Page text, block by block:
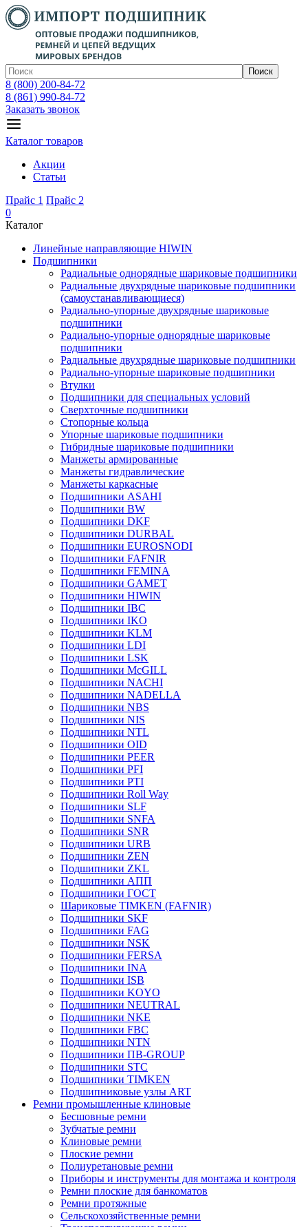
Поиск
8 (800) 200-84-72
8 (861) 990-84-72
Заказать звонок
Каталог товаров
Акции
Статьи
Прайс 1 Прайс 2
0
Каталог
Линейные направляющие HIWIN
Подшипники
Радиальные однорядные шариковые подшипники
Радиальные двухрядные шариковые подшипники
(самоустанавливающиеся)
Радиально-упорные двухрядные шариковые
подшипники
Радиально-упорные однорядные шариковые
подшипники
Радиальные двухрядные шариковые подшипники
Радиально-упорные шариковые подшипники
Втулки
Подшипники для специальных условий
Сверхточные подшипники
Стопорные кольца
Упорные шариковые подшипники
Гибридные шариковые подшипники
Манжеты армированные
Манжеты гидравлические
Манжеты каркасные
Подшипники ASAHI
Подшипники BW
Подшипники DKF
Подшипники DURBAL
Подшипники EUROSNODI
Подшипники FAFNIR
Подшипники FEMINA
Подшипники GAMET
Подшипники HIWIN
Подшипники IBC
Подшипники IKO
Подшипники KLM
Подшипники LDI
Подшипники LSK
Подшипники McGILL
Подшипники NACHI
Подшипники NADELLA
Подшипники NBS
Подшипники NIS
Подшипники NTL
Подшипники OID
Подшипники PEER
Подшипники PFI
Подшипники PTI
Подшипники Roll Way
Подшипники SLF
Подшипники SNFA
Подшипники SNR
Подшипники URB
Подшипники ZEN
Подшипники ZKL
Подшипники АПП
Подшипники ГОСТ
Шариковые ТІMKEN (FAFNIR)
Подшипники SKF
Подшипники FAG
Подшипники NSK
Подшипники FERSA
Подшипники INA
Подшипники ISB
Подшипники KOYO
Подшипники NEUTRAL
Подшипники NKE
Подшипники FBC
Подшипники NTN
Подшипники ПВ-GROUP
Подшипники STC
Подшипники TIMKEN
Подшипниковые узлы ART
Ремни промышленные клиновые
Бесшовные ремни
Зубчатые ремни
Клиновые ремни
Плоские ремни
Полиуретановые ремни
Приборы и инструменты для монтажа и контроля
Ремни плоские для банкоматов
Ремни протяжные
Сельскохозяйственные ремни